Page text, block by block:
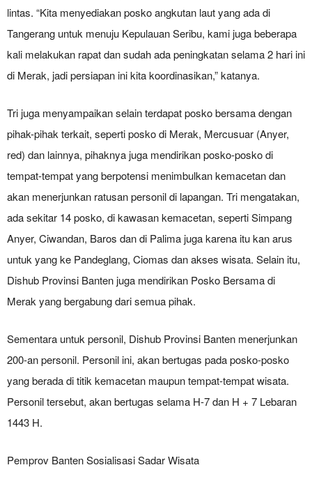
lintas. “Kita menyediakan posko angkutan laut yang ada di
Tangerang untuk menuju Kepulauan Seribu, kami juga beberapa
kali melakukan rapat dan sudah ada peningkatan selama 2 hari ini
di Merak, jadi persiapan ini kita koordinasikan,” katanya.
Tri juga menyampaikan selain terdapat posko bersama dengan
pihak-pihak terkait, seperti posko di Merak, Mercusuar (Anyer,
red) dan lainnya, pihaknya juga mendirikan posko-posko di
tempat-tempat yang berpotensi menimbulkan kemacetan dan
akan menerjunkan ratusan personil di lapangan. Tri mengatakan,
ada sekitar 14 posko, di kawasan kemacetan, seperti Simpang
Anyer, Ciwandan, Baros dan di Palima juga karena itu kan arus
untuk yang ke Pandeglang, Ciomas dan akses wisata. Selain itu,
Dishub Provinsi Banten juga mendirikan Posko Bersama di
Merak yang bergabung dari semua pihak.
Sementara untuk personil, Dishub Provinsi Banten menerjunkan
200-an personil. Personil ini, akan bertugas pada posko-posko
yang berada di titik kemacetan maupun tempat-tempat wisata.
Personil tersebut, akan bertugas selama H-7 dan H + 7 Lebaran
1443 H.
Pemprov Banten Sosialisasi Sadar Wisata